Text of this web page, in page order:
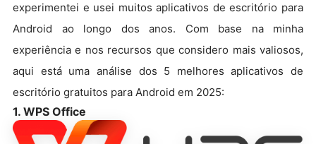
experimentei e usei muitos aplicativos de escritório para
Android ao longo dos anos. Com base na minha
experiência e nos recursos que considero mais valiosos,
aqui está uma análise dos 5 melhores aplicativos de
escritório gratuitos para Android em 2025:
1. WPS Office